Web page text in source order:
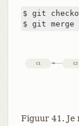
$ git
$ git
Figuur 41. Je